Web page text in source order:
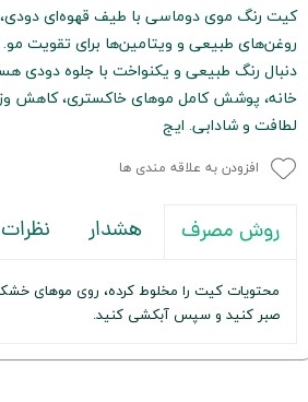
کیت رنگ موی دوماسی با طیف قهوه‌ای دودی،
روغن‌های طبیعی و ویتامین‌ها برای تقویت
دنبال رنگ طبیعی و یکنواخت با جلوه دودی
خانه، پوشش کامل موهای خاکستری، کاهش
لطافت و شادابی. ایج
افزودن به علاقه مندی ها
روش مصرف هشدار نظرات
صبر کنید و سپس آبکشی کنید.